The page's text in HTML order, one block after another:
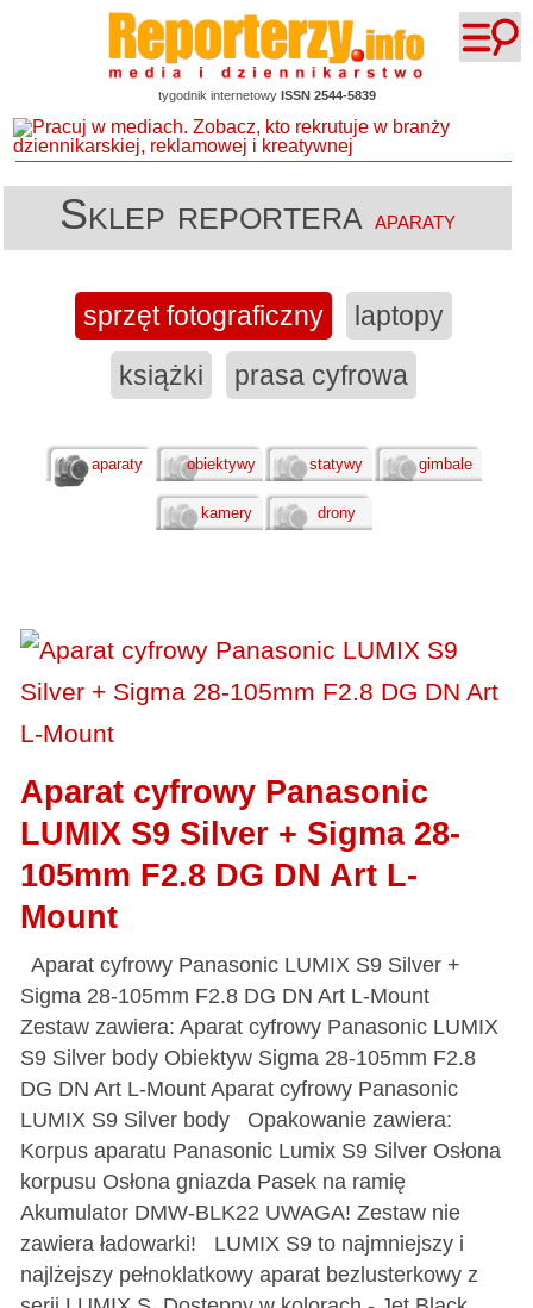
tygodnik internetowy ISSN 2544-5839
Sklep reporteraaparaty
sprzęt fotograficzny
laptopy
książki
prasa cyfrowa
aparaty obiektywy statywy gimbale
kamery drony
Aparat cyfrowy Panasonic
LUMIX S9 Silver + Sigma 28-
105mm F2.8 DG DN Art L-
Mount
Aparat cyfrowy Panasonic LUMIX S9 Silver +
Sigma 28-105mm F2.8 DG DN Art L-Mount
Zestaw zawiera: Aparat cyfrowy Panasonic LUMIX
S9 Silver body Obiektyw Sigma 28-105mm F2.8
DG DN Art L-Mount Aparat cyfrowy Panasonic
LUMIX S9 Silver body Opakowanie zawiera:
Korpus aparatu Panasonic Lumix S9 Silver Osłona
korpusu Osłona gniazda Pasek na ramię
Akumulator DMW-BLK22 UWAGA! Zestaw nie
zawiera ładowarki! LUMIX S9 to najmniejszy i
najlżejszy pełnoklatkowy aparat bezlusterkowy z